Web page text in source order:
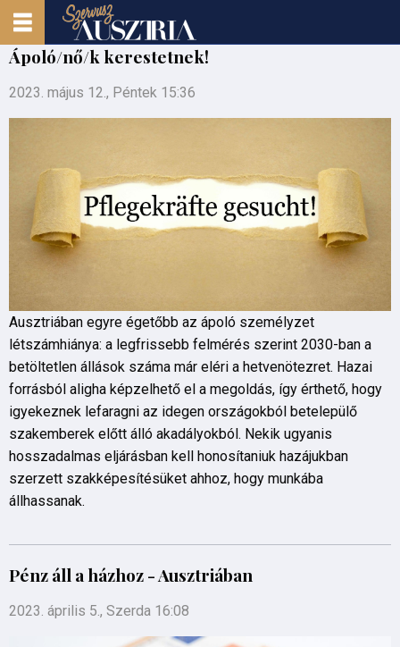
Ápoló/nő/k kerestetnek!
2023. május 12., Péntek 15:36
Ausztriában egyre égetőbb az ápoló személyzet
létszámhiánya: a legfrissebb felmérés szerint 2030-ban a
betöltetlen állások száma már eléri a hetvenötezret. Hazai
forrásból aligha képzelhető el a megoldás, így érthető, hogy
igyekeznek lefaragni az idegen országokból betelepülő
szakemberek előtt álló akadályokból. Nekik ugyanis
hosszadalmas eljárásban kell honosítaniuk hazájukban
szerzett szakképesítésüket ahhoz, hogy munkába
állhassanak.
Pénz áll a házhoz - Ausztriában
2023. április 5., Szerda 16:08